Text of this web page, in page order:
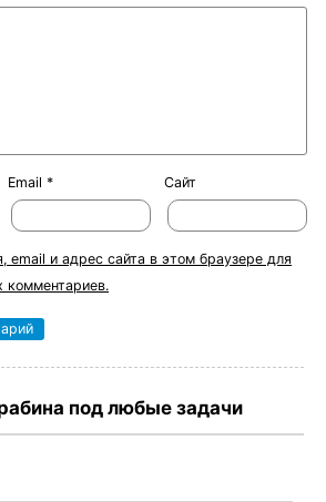
Email * Сайт
email и адрес сайта в этом браузере для
комментариев.
под любые задачи